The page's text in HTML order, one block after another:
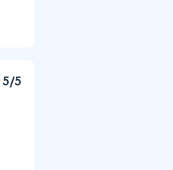
5/5